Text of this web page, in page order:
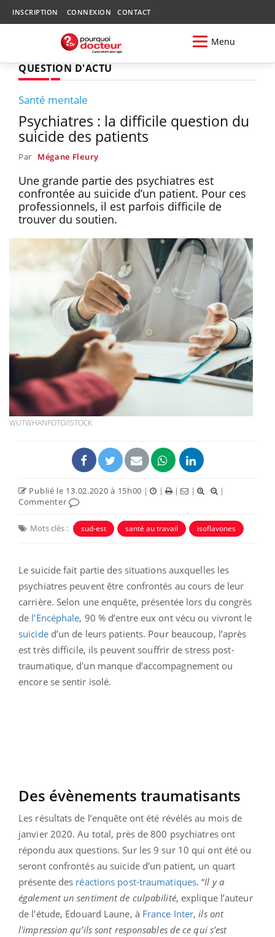
INSCRIPTION CONNEXION CONTACT
Menu
QUESTION D'ACTU
Santé mentale
Psychiatres : la difficile question du
suicide des patients
Par Mégane Fleury
Une grande partie des psychiatres est
confrontée au suicide d’un patient. Pour ces
professionnels, il est parfois difficile de
trouver du soutien.
WUTWHANFOTO/ISTOCK
Publié le 13.02.2020 à 15h00 | | | |
|
Commenter
Mots clés : sud-est santé au travail isoflavones
Le suicide fait partie des situations auxquelles les
psychiatres peuvent être confrontés au cours de leur
carrière. Selon une enquête, présentée lors du congrès
de l’Encéphale, 90 % d’entre eux ont vécu ou vivront le
suicided’un de leurs patients. Pour beaucoup, l’après
est très difficile, ils peuvent souffrir de stress post-
traumatique, d'un manque d’accompagnement ou
encore se sentir isolé.
Des évènements traumatisants
Les résultats de l’enquête ont été révélés au mois de
janvier 2020. Au total, près de 800 psychiatres ont
répondu aux questions. Sur les 9 sur 10 qui ont été ou
seront confrontés au suicide d’un patient, un quart
présente des réactions post-traumatiques. “Il y a
également un sentiment de culpabilité, explique l’auteur
de l’étude, Edouard Laune, à France Inter,ils ont
l'impression qu’ils sont responsables de ce qui s’est